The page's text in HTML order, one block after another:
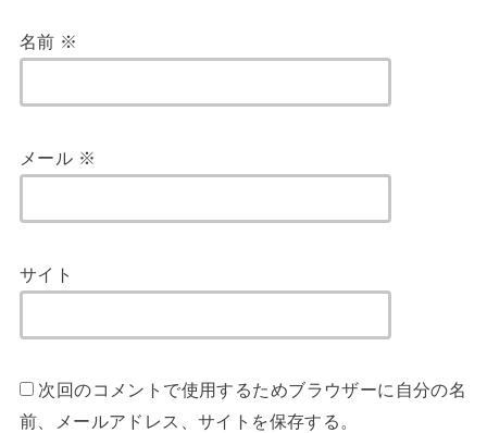
名前 ※
メール ※
サイト
次回のコメントで使用するためブラウザーに自分の名
前、メールアドレス、サイトを保存する。